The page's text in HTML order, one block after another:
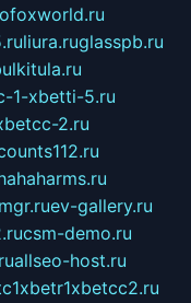
liura.ruglasspb.ru
1-xbetti-5.ru
2.ru
ev-gallery.ru
csm-demo.ru
allseo-host.ru